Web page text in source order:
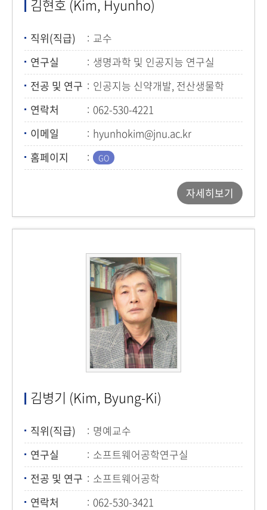
김현호 (Kim, Hyunho)
직위(직급)
교수
연구실
생명과학 및 인공지능 연구실
전공 및 연구
인공지능 신약개발, 전산생물학
연락처
062-530-4221
이메일
hyunhokim@jnu.ac.kr
홈페이지
자세히보기
김병기 (Kim, Byung-Ki)
직위(직급)
명예교수
연구실
소프트웨어공학연구실
전공 및 연구
소프트웨어공학
연락처
062-530-3421